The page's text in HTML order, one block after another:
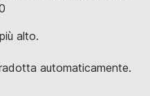
alto.
automaticamente.